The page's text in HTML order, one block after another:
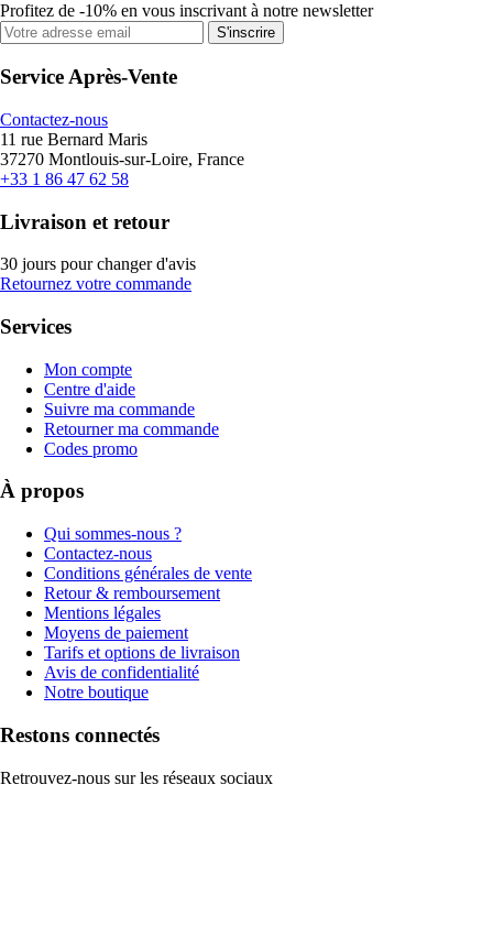
Profitez de -10% en vous inscrivant à notre newsletter
S'inscrire
Service Après-Vente
Contactez-nous
11 rue Bernard Maris
37270 Montlouis-sur-Loire, France
+33 1 86 47 62 58
Livraison et retour
30 jours pour changer d'avis
Retournez votre commande
Services
Mon compte
Centre d'aide
Suivre ma commande
Retourner ma commande
Codes promo
À propos
Qui sommes-nous ?
Contactez-nous
Conditions générales de vente
Retour & remboursement
Mentions légales
Moyens de paiement
Tarifs et options de livraison
Avis de confidentialité
Notre boutique
Restons connectés
Retrouvez-nous sur les réseaux sociaux